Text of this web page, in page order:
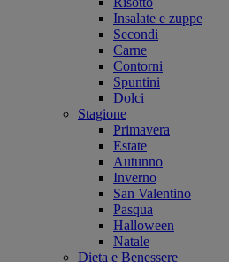
Insalate e zuppe
Secondi
Carne
Contorni
Spuntini
Dolci
Stagione
Primavera
Estate
Autunno
Inverno
San Valentino
Pasqua
Halloween
Natale
Dieta e Benessere